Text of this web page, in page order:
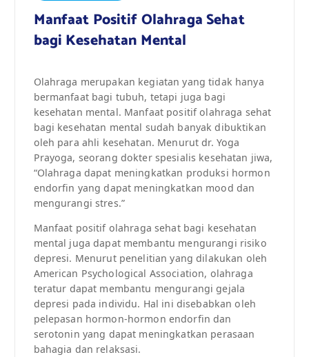
Manfaat Positif Olahraga Sehat
bagi Kesehatan Mental
Olahraga merupakan kegiatan yang tidak hanya
bermanfaat bagi tubuh, tetapi juga bagi
kesehatan mental. Manfaat positif olahraga sehat
bagi kesehatan mental sudah banyak dibuktikan
oleh para ahli kesehatan. Menurut dr. Yoga
Prayoga, seorang dokter spesialis kesehatan jiwa,
“Olahraga dapat meningkatkan produksi hormon
endorfin yang dapat meningkatkan mood dan
mengurangi stres.”
Manfaat positif olahraga sehat bagi kesehatan
mental juga dapat membantu mengurangi risiko
depresi. Menurut penelitian yang dilakukan oleh
American Psychological Association, olahraga
teratur dapat membantu mengurangi gejala
depresi pada individu. Hal ini disebabkan oleh
pelepasan hormon-hormon endorfin dan
serotonin yang dapat meningkatkan perasaan
bahagia dan relaksasi.